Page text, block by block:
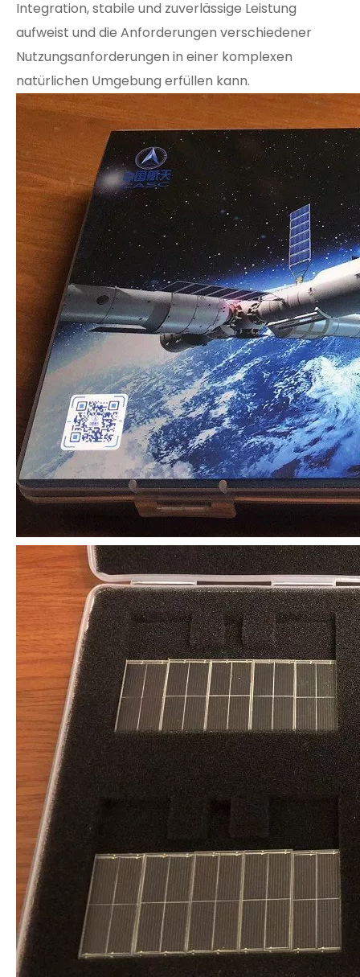
Integration, stabile und zuverlässige Leistung
aufweist und die Anforderungen verschiedener
Nutzungsanforderungen in einer komplexen
natürlichen Umgebung erfüllen kann.